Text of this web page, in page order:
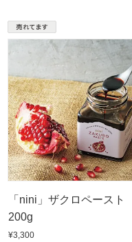
「nini」ザクロペースト
200g
¥3,300